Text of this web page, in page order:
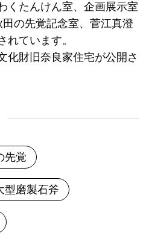
くたんけん室、企画展示室
の先覚記念室、菅江真澄
れています。
化財旧奈良家住宅が公開さ
先覚
型磨製石斧